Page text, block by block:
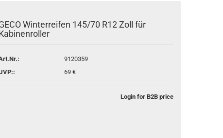
Winterreifen 145/70 R12 Zoll für
9120359
69 €
Login for B2B price